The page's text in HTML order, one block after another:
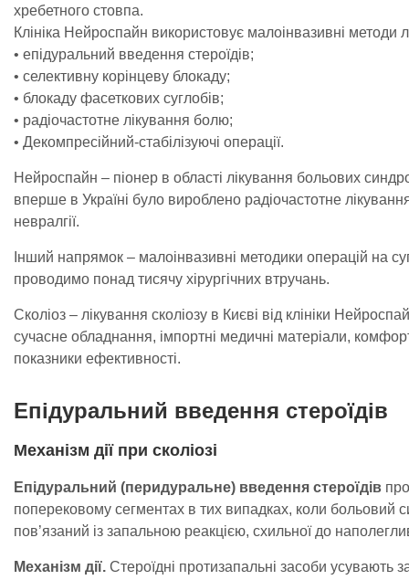
хребетного стовпа.
Клініка Нейроспайн використовує малоінвазивні методи
• епідуральний введення стероїдів;
• селективну корінцеву блокаду;
• блокаду фасеткових суглобів;
• радіочастотне лікування болю;
• Декомпресійний-стабілізуючі операції.
Нейроспайн – піонер в області лікування больових
вперше в Україні було вироблено радіочастотне
невралгії.
Інший напрямок – малоінвазивні методики операцій на
проводимо понад тисячу хірургічних втручань.
Сколіоз – лікування сколіозу в Києві від клініки
сучасне обладнання, імпортні медичні матеріали,
показники ефективності.
Епідуральний введення стероїдів
Механізм дії при сколіозі
Епідуральний (перидуральне) введення стероїдів
поперековому сегментах в тих випадках, коли больовий
пов’язаний із запальною реакцією, схильної до
Механізм дії. Стероїдні протизапальні засоби усувають